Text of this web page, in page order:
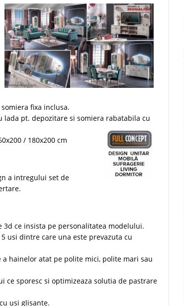
fixa inclusa.
lada pt. depozitare si somiera rabatabila cu
/ 180x200 cm
a intregului set de
ce insista pe personalitatea modelului.
usi dintre care una este prevazuta cu
hainelor atat pe polite mici, polite mari sau
sporesc si optimizeaza solutia de pastrare
usi glisante.